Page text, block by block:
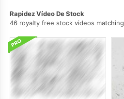
Rapidez Vídeo De Stock
46 royalty free stock videos matching